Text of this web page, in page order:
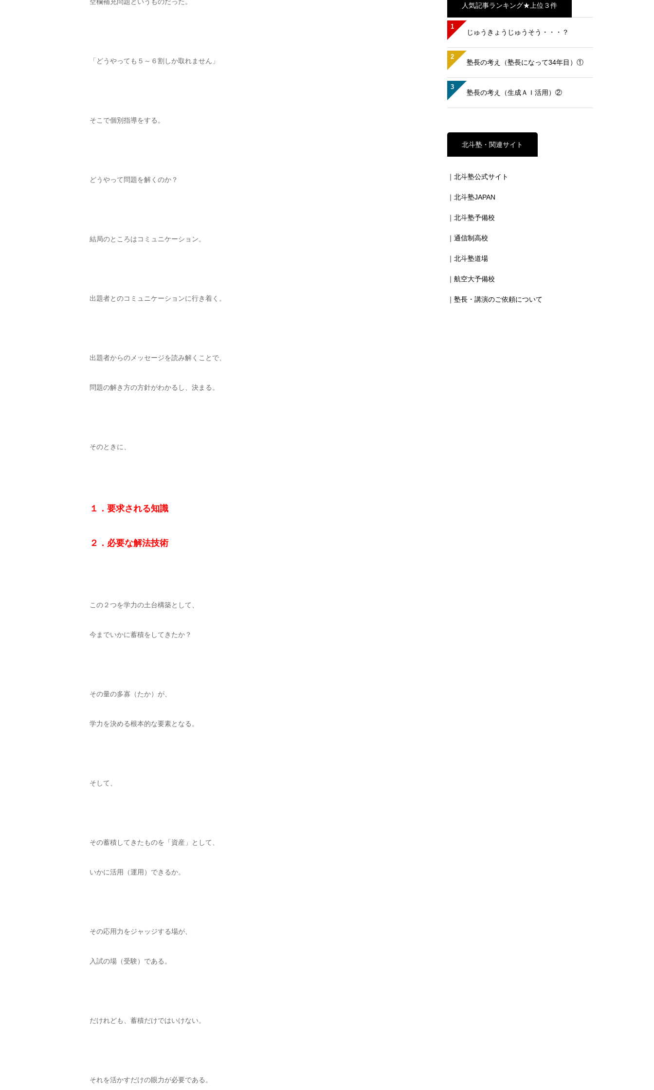
「どうやっても５～６割しか取れません」
そこで個別指導をする。
どうやって問題を解くのか？
結局のところはコミュニケーション。
出題者とのコミュニケーションに行き着く。
出題者からのメッセージを読み解くことで、
問題の解き方の方針がわかるし、決まる。
そのときに、
１．要求される知識
２．必要な解法技術
この２つを学力の土台構築として、
今までいかに蓄積をしてきたか？
その量の多寡（たか）が、
学力を決める根本的な要素となる。
そして、
その蓄積してきたものを「資産」として、
いかに活用（運用）できるか。
その応用力をジャッジする場が、
入試の場（受験）である。
だけれども、蓄積だけではいけない。
それを活かすだけの眼力が必要である。
人気記事ランキング★上位３件
1
じゅうきょうじゅうそう・・・？
2
塾長の考え（塾長になって34年目）①
3
塾長の考え（生成ＡＩ活用）②
北斗塾・関連サイト
｜北斗塾公式サイト
｜北斗塾JAPAN
｜北斗塾予備校
｜通信制高校
｜北斗塾道場
｜航空大予備校
｜塾長・講演のご依頼について